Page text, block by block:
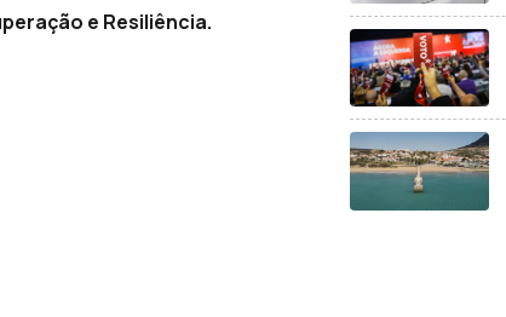
e Resiliência.